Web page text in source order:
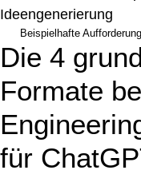
Beispielhafte
Die 4
Formate
für